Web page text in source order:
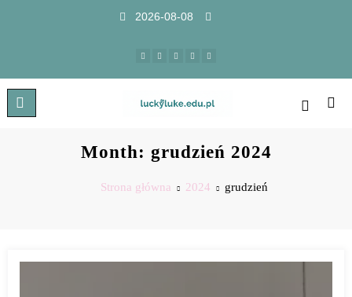
2026-08-08
Month: grudzień 2024
Strona główna 2024 grudzień